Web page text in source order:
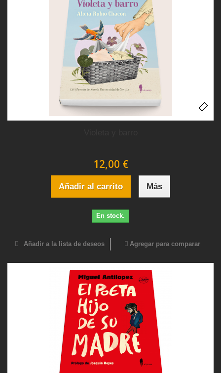
12,00 €
Añadir al carrito Más
En stock.
Añadir a la lista de deseos Agregar para comparar